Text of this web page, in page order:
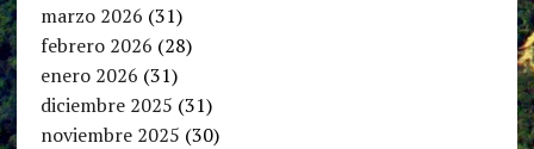
marzo 2026 (31)
febrero 2026 (28)
enero 2026 (31)
diciembre 2025 (31)
noviembre 2025 (30)